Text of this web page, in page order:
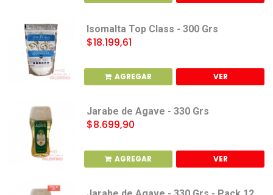
Isomalta Top Class - 300 Grs
$18.199,61
AGREGAR VER
Jarabe de Agave - 330 Grs
$8.699,90
AGREGAR VER